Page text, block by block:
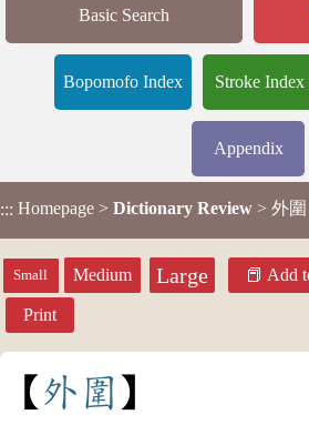
Basic Search
Bopomofo Index Stroke Index
Appendix
::: Homepage > Dictionary Review > 外圍
Small Medium Large Add
Print
外 圍